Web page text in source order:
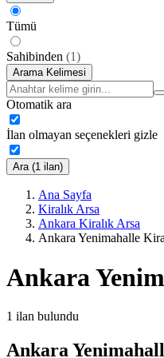
Tümü
Sahibinden (1)
Arama Kelimesi
Otomatik ara
İlan olmayan seçenekleri gizle
Ara (1 ilan)
Ana Sayfa
Kiralık Arsa
Ankara Kiralık Arsa
Ankara Yenimahalle
Ankara
1 ilan bulundu
Ankara